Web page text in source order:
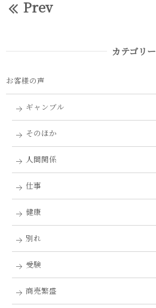
Prev
カテゴリー
お客様の声
ギャンブル
そのほか
人間関係
仕事
健康
別れ
受験
商売繁盛